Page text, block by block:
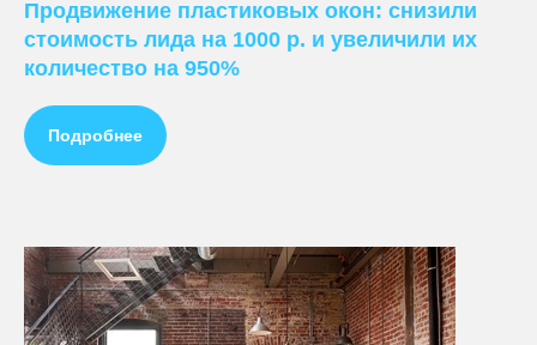
Продвижение пластиковых окон: снизили
стоимость лида на 1000 р. и увеличили их
количество на 950%
Подробнее